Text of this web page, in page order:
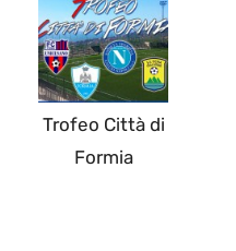
Trofeo Città di
Formia